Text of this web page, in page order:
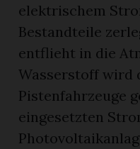
elektrischem
Bestandteile
entflieht in die
Wasserstoff wird
Pistenfahrzeuge
eingesetzten